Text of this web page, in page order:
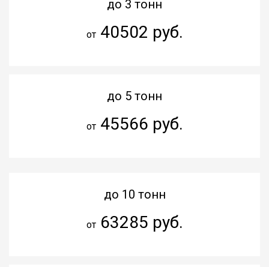
до 3 тонн
от40502 руб.
до 5 тонн
от45566 руб.
до 10 тонн
от63285 руб.